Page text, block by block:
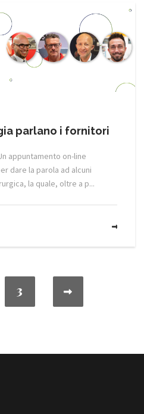
parlano i fornitori
appuntamento on-line
dare la parola ad alcuni
la quale, oltre a p...
3